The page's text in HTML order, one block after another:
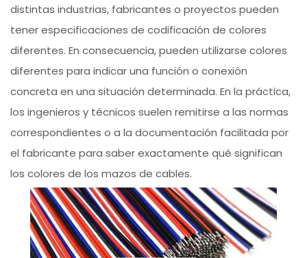
distintas industrias, fabricantes o proyectos pueden
tener especificaciones de codificación de colores
diferentes. En consecuencia, pueden utilizarse colores
diferentes para indicar una función o conexión
concreta en una situación determinada. En la práctica,
los ingenieros y técnicos suelen remitirse a las normas
correspondientes o a la documentación facilitada por
el fabricante para saber exactamente qué significan
los colores de los mazos de cables.